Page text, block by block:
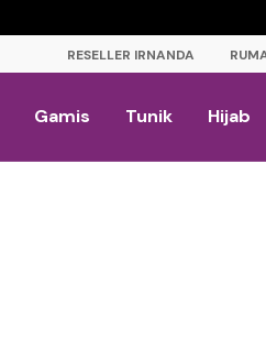
RESELLER IRNANDA
Gamis Tunik Hijab